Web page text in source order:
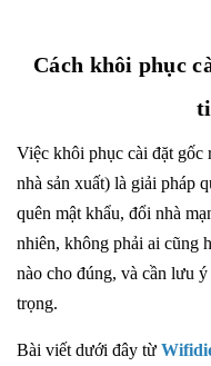
Cách khôi phục
Việc khôi phục cài đặt gốc
nhà sản xuất) là giải pháp
quên mật khẩu, đổi nhà
nhiên, không phải ai cũng
nào cho đúng, và cần lưu
trọng.
Bài viết dưới đây từ